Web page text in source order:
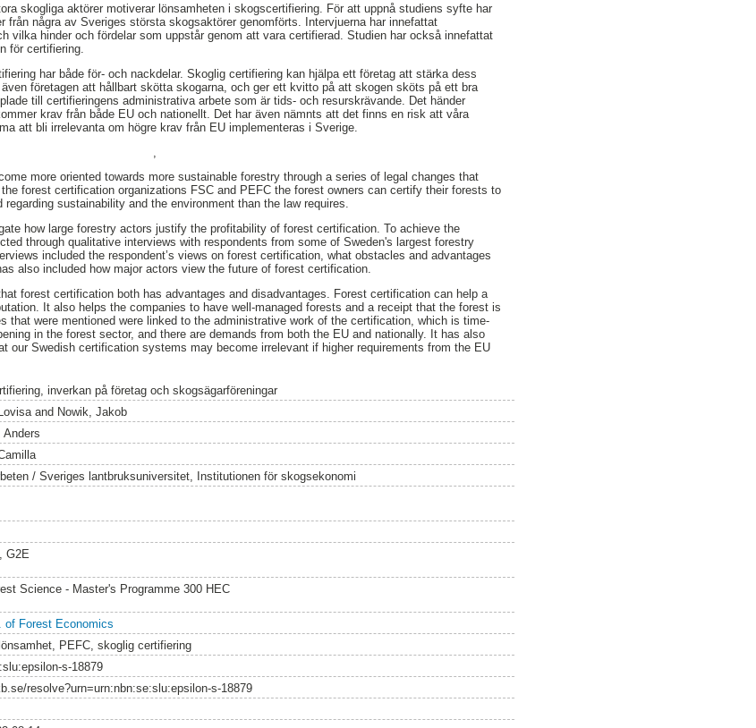
skogliga aktörer motiverar lönsamheten i skogscertifiering. För att uppnå studiens syfte har
från några av Sveriges största skogsaktörer genomförts. Intervjuerna har innefattat
vilka hinder och fördelar som uppstår genom att vara certifierad. Studien har också innefattat
för certifiering.
har både för- och nackdelar. Skoglig certifiering kan hjälpa ett företag att stärka dess
företagen att hållbart skötta skogarna, och ger ett kvitto på att skogen sköts på ett bra
till certifieringens administrativa arbete som är tids- och resurskrävande. Det händer
krav från både EU och nationellt. Det har även nämnts att det finns en risk att våra
att bli irrelevanta om högre krav från EU implementeras i Sverige.
more oriented towards more sustainable forestry through a series of legal changes that
forest certification organizations FSC and PEFC the forest owners can certify their forests to
sustainability and the environment than the law requires.
how large forestry actors justify the profitability of forest certification. To achieve the
through qualitative interviews with respondents from some of Sweden's largest forestry
included the respondent’s views on forest certification, what obstacles and advantages
also included how major actors view the future of forest certification.
forest certification both has advantages and disadvantages. Forest certification can help a
It also helps the companies to have well-managed forests and a receipt that the forest is
that were mentioned were linked to the administrative work of the certification, which is time-
in the forest sector, and there are demands from both the EU and nationally. It has also
our Swedish certification systems may become irrelevant if higher requirements from the EU
inverkan på företag och skogsägarföreningar
and Nowik, Jakob
Anders
/ Sveriges lantbruksuniversitet, Institutionen för skogsekonomi
G2E
Science - Master's Programme 300 HEC
of Forest Economics
PEFC, skoglig certifiering
s-18879
resolve?urn=urn:nbn:se:slu:epsilon-s-18879